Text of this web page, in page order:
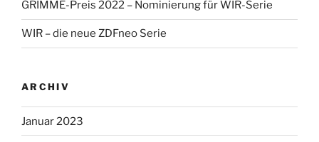
GRIMME-Preis 2022 – Nominierung für WIR-Serie
WIR – die neue ZDFneo Serie
ARCHIV
Januar 2023